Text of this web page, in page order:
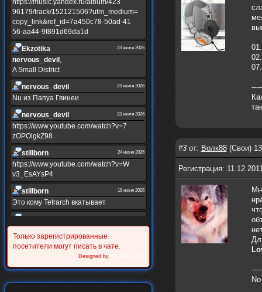
https://music.yandex.ru/album/423
96179/track/152121506?utm_medium=
copy_link&ref_id=7a450c78-50ad-41
56-aa44-9f891d69da1d
Ekzotika 23 июля 2026
nеrvous_dеvil ,
A Small District
nеrvous_dеvil 23 июля 2026
Nu из Папуа Гвинеи
nеrvous_dеvil 23 июля 2026
https://www.youtube.com/watch?v=7
zOPOlgkZ98
stillborn 24 июня 2026
https://www.youtube.com/watch?v=W
v3_EsAYsP4
stillborn 19 июня 2026
Это кому Tetrarch вкатывает
XINRQPkrkA
https://www.youtube.com/watch?v=z
UVvJjZIu_U
Только зарегистрированные
посетители могут писать в чате.
Designed by
#3от: Волк88(Свои)
Регистрация: